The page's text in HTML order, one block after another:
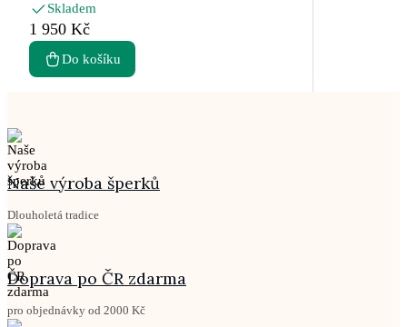
Skladem
1 950 Kč
Do košíku
Naše výroba šperků
Dlouholetá tradice
Doprava po ČR zdarma
pro objednávky od 2000 Kč